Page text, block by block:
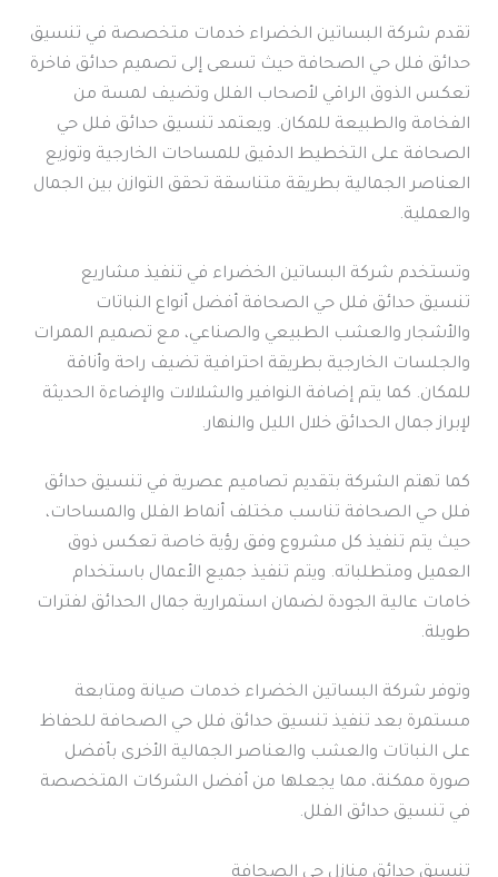
تقدم شركة البساتين الخضراء خدمات متخصصة في تنسيق
حدائق فلل حي الصحافة حيث تسعى إلى تصميم حدائق فاخرة
تعكس الذوق الراقي لأصحاب الفلل وتضيف لمسة من
الفخامة والطبيعة للمكان. ويعتمد تنسيق حدائق فلل حي
الصحافة على التخطيط الدقيق للمساحات الخارجية وتوزيع
العناصر الجمالية بطريقة متناسقة تحقق التوازن بين الجمال
والعملية.
وتستخدم شركة البساتين الخضراء في تنفيذ مشاريع
تنسيق حدائق فلل حي الصحافة أفضل أنواع النباتات
والأشجار والعشب الطبيعي والصناعي، مع تصميم الممرات
والجلسات الخارجية بطريقة احترافية تضيف راحة وأناقة
للمكان. كما يتم إضافة النوافير والشلالات والإضاءة الحديثة
لإبراز جمال الحدائق خلال الليل والنهار.
كما تهتم الشركة بتقديم تصاميم عصرية في تنسيق حدائق
فلل حي الصحافة تناسب مختلف أنماط الفلل والمساحات،
حيث يتم تنفيذ كل مشروع وفق رؤية خاصة تعكس ذوق
العميل ومتطلباته. ويتم تنفيذ جميع الأعمال باستخدام
خامات عالية الجودة لضمان استمرارية جمال الحدائق لفترات
طويلة.
وتوفر شركة البساتين الخضراء خدمات صيانة ومتابعة
مستمرة بعد تنفيذ تنسيق حدائق فلل حي الصحافة للحفاظ
على النباتات والعشب والعناصر الجمالية الأخرى بأفضل
صورة ممكنة، مما يجعلها من أفضل الشركات المتخصصة
في تنسيق حدائق الفلل.
تنسيق حدائق منازل حي الصحافة